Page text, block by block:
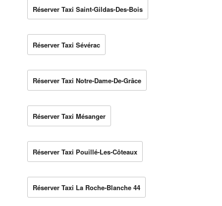
Réserver Taxi Saint-Gildas-Des-Bois
Réserver Taxi Sévérac
Réserver Taxi Notre-Dame-De-Grâce
Réserver Taxi Mésanger
Réserver Taxi Pouillé-Les-Côteaux
Réserver Taxi La Roche-Blanche 44